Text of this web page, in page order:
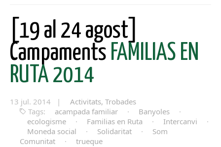
[19 al 24 agost]
Campaments FAMILIAS EN
RUTA 2014
13 jul. 2014 |
Activitats, Trobades
Tags:
acampada familiar · Banyoles
·
ecologisme
· Familias en Ruta · Intercanvi
·
Moneda social
· Solidaritat ·
Som
Comunitat
· trueque